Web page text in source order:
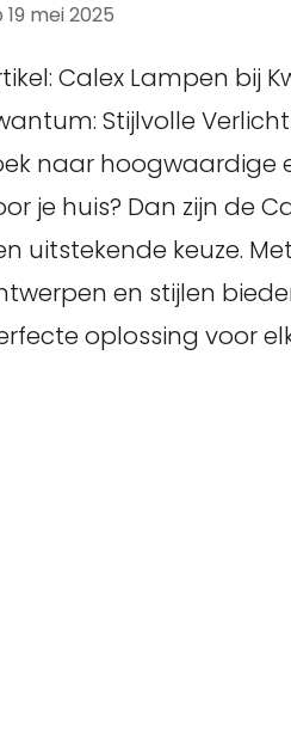
19 mei 2025
Calex Lampen bij
Stijlvolle
naar hoogwaardige
je huis? Dan zijn de
uitstekende keuze.
en stijlen
oplossing voor